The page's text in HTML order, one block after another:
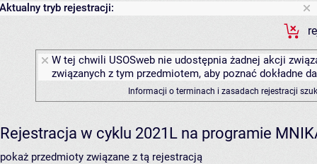
Aktualny tryb rejestracji:
W tej chwili USOSweb nie udostępnia żadnej akcji
związanych z tym przedmiotem, aby poznać dokładne
Informacji o terminach i zasadach rejestracji
Rejestracja w cyklu 2021L na programie
pokaż przedmioty związane z tą rejestracją